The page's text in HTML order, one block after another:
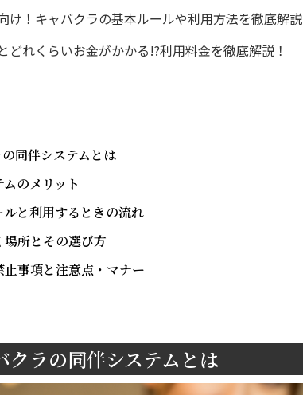
け！キャバクラの基本ルールや利用方法を徹底解説
どれくらいお金がかかる!?利用料金を徹底解説！
同伴システムとは
のメリット
と利用するときの流れ
所とその選び方
止事項と注意点・マナー
クラの同伴システムとは